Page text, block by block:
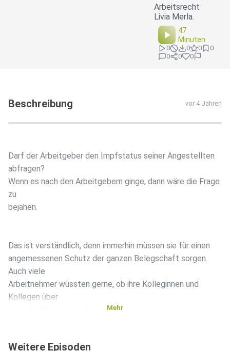
Arbeitsrecht
Livia Merla.
47
Minuten
0 0 0
0
0
0 0
Beschreibung vor 4 Jahren
Darf der Arbeitgeber den Impfstatus seiner Angestellten
abfragen?
Wenn es nach den Arbeitgebern ginge, dann wäre die Frage
zu
bejahen.
Das ist verständlich, denn immerhin müssen sie für einen
angemessenen Schutz der ganzen Belegschaft sorgen.
Auch viele
Arbeitnehmer wüssten gerne, ob ihre Kolleginnen und
Kollegen über
Von der Seite der Datenschutzbehörden wird jedoch
Mehr
Weitere Episoden